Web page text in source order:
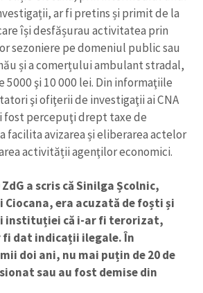
ar fi pretins și primit de la
își desfășurau activitatea prin
sezoniere pe domeniul public sau
și a comerțului ambulant stradal,
5000 şi 10 000 lei. Din informaţiile
şi ofiţerii de investigaţii ai CNA
fost percepuţi drept taxe de
facilita avizarea și eliberarea actelor
activității agenţilor economici.
a scris că Sinilga Școlnic,
era acuzată de foști și
instituției că i-ar fi terorizat,
dat indicații ilegale. În
doi ani, nu mai puțin de 20 de
sau au fost demise din